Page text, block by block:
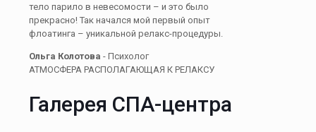
тело парило в невесомости – и это было
прекрасно! Так начался мой первый опыт
флоатинга – уникальной релакс-процедуры.
Ольга Колотова - Психолог
АТМОСФЕРА РАСПОЛАГАЮЩАЯ К РЕЛАКСУ
Галерея СПА-центра